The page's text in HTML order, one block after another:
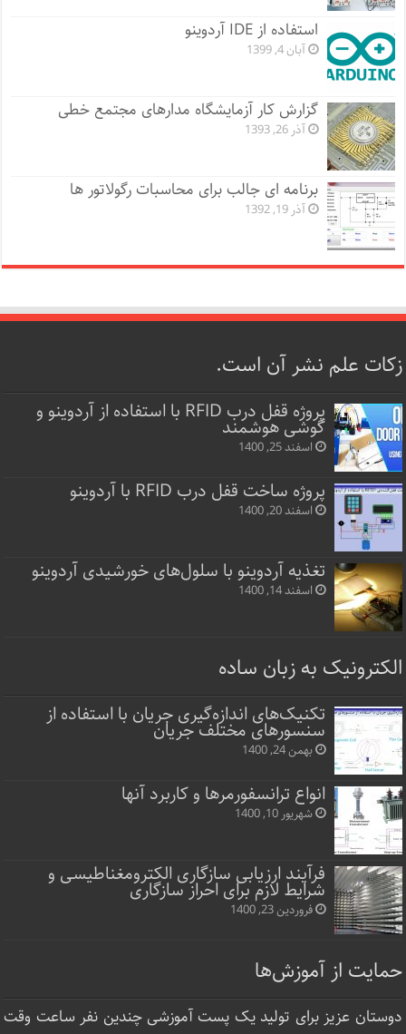
استفاده از IDE آردوینو
آبان 4, 1399
گزارش کار آزمایشگاه مدارهای مجتمع خطی
آذر 26, 1393
برنامه ای جالب برای محاسبات رگولاتور ها
آذر 19, 1392
زکات علم نشر آن است.
پروژه قفل‌ درب RFID با استفاده از آردوینو و
گوشی هوشمند
اسفند 25, 1400
پروژه ساخت قفل‌ درب RFID با آردوینو
اسفند 20, 1400
تغذیه آردوینو با سلول‌های خورشیدی آردوینو
اسفند 14, 1400
الکترونیک به زبان ساده
تکنیک‌های اندازه‌گیری جریان با استفاده از
سنسورهای مختلف جریان
بهمن 24, 1400
انواع ترانسفورمرها و کاربرد آنها
شهریور 10, 1400
فرآیند ارزیابی سازگاری الکترومغناطیسی و
شرایط لازم برای احراز سازگاری
فروردین 23, 1400
حمایت از آموزش‌ها
دوستان عزیز برای تولید یک پست آموزشی چندین نفر ساعت‌ وقت